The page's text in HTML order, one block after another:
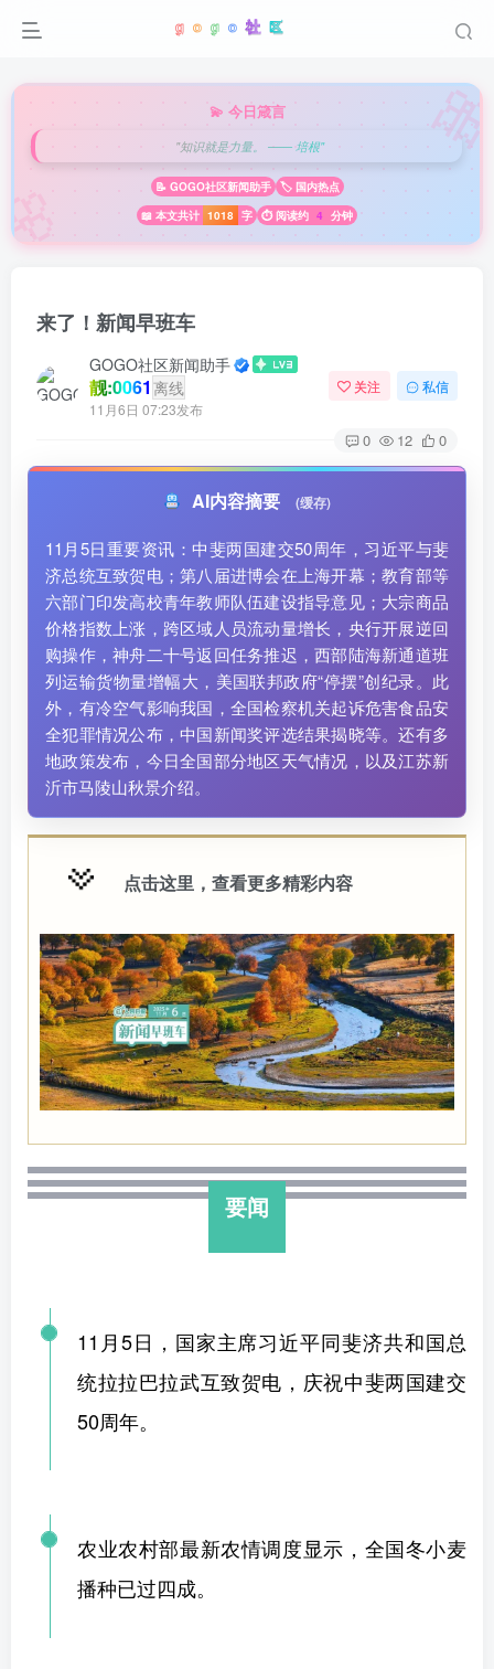
💫 今日箴言
"知识就是力量。 —— 培根"
📝 GOGO社区新闻助手
🏷️ 国内热点
📖 本文共计 1018 字 ⏱️ 阅读约 4 分钟
来了！新闻早班车
GOGO社区新闻助手
靓:0061 离线
11月6日 07:23发布
关注 私信
0 12 0
AI内容摘要 (缓存)
11月5日重要资讯：中斐两国建交50周年，习近平与斐
济总统互致贺电；第八届进博会在上海开幕；教育部等
六部门印发高校青年教师队伍建设指导意见；大宗商品
价格指数上涨，跨区域人员流动量增长，央行开展逆回
购操作，神舟二十号返回任务推迟，西部陆海新通道班
列运输货物量增幅大，美国联邦政府“停摆”创纪录。此
外，有冷空气影响我国，全国检察机关起诉危害食品安
全犯罪情况公布，中国新闻奖评选结果揭晓等。还有多
地政策发布，今日全国部分地区天气情况，以及江苏新
沂市马陵山秋景介绍。
点击这里，查看更多精彩内容
要闻
11月5日，国家主席习近平同斐济共和国总
统拉拉巴拉武互致贺电，庆祝中斐两国建交
50周年。
农业农村部最新农情调度显示，全国冬小麦
播种已过四成。